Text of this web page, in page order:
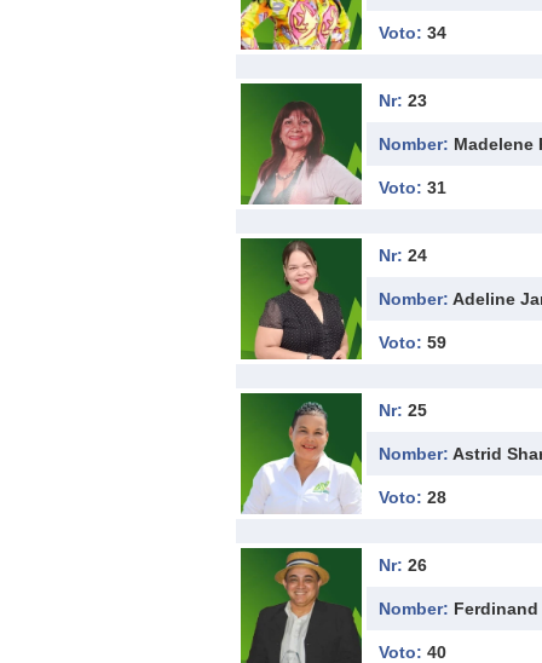
Voto: 34
Nr: 23
Nomber: Madelene
Voto: 31
Nr: 24
Nomber: Adeline
Voto: 59
Nr: 25
Nomber: Astrid
Voto: 28
Nr: 26
Nomber:
Voto: 40